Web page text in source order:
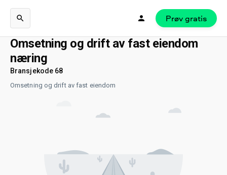
Prøv gratis
Omsetning og drift av fast eiendom
næring
Bransjekode 68
Omsetning og drift av fast eiendom